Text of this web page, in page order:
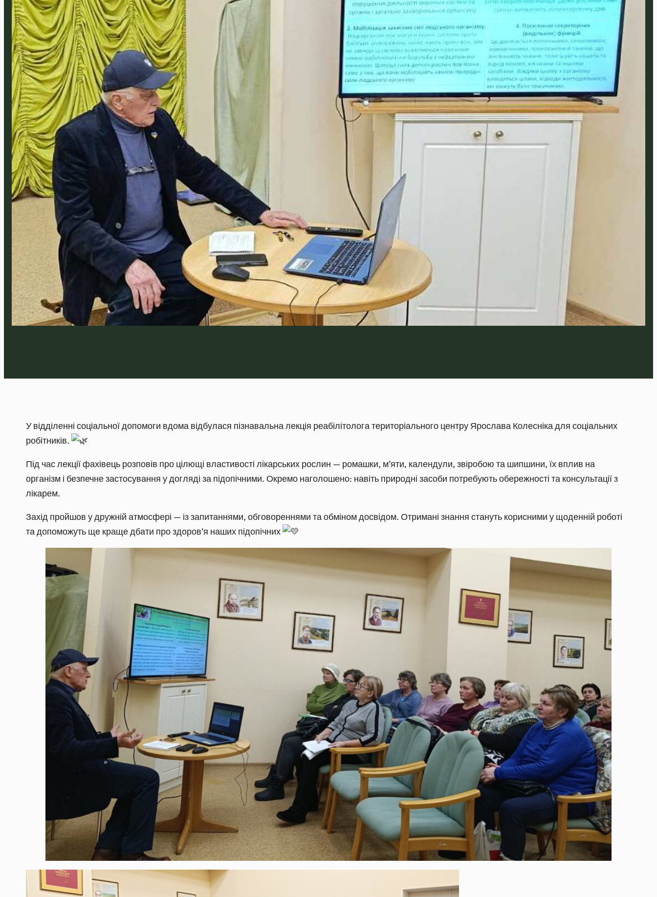
У відділенні соціальної допомоги вдома відбулася пізнавальна лекція реабілітолога територіального центру Ярослава Колесніка для соціальних
робітників.
Під час лекції фахівець розповів про цілющі властивості лікарських рослин — ромашки, м’яти, календули, звіробою та шипшини, їх вплив на
організм і безпечне застосування у догляді за підопічними. Окремо наголошено: навіть природні засоби потребують обережності та консультації з
лікарем.
Захід пройшов у дружній атмосфері — із запитаннями, обговореннями та обміном досвідом. Отримані знання стануть корисними у щоденній роботі
та допоможуть ще краще дбати про здоров’я наших підопічних